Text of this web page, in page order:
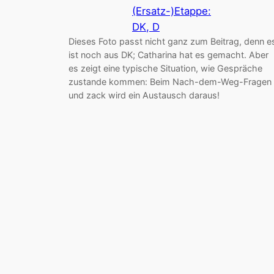
(Ersatz-)Etappe:
DK, D
Dieses Foto passt nicht ganz zum Beitrag, denn
ist noch aus DK; Catharina hat es gemacht. Aber
es zeigt eine typische Situation, wie Gespräche
zustande kommen: Beim Nach-dem-Weg-Fragen
und zack wird ein Austausch daraus!